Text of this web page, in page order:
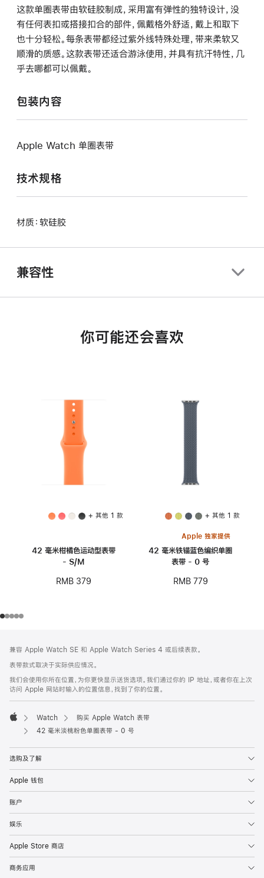
这款单圈表带由软硅胶制成，采用富有弹性的独特设计，没
有任何表扣或搭接扣合的部件，佩戴格外舒适，戴上和取下
也十分轻松。每条表带都经过紫外线特殊处理，带来柔软又
顺滑的质感。这款表带还适合游泳使用，并具有抗汗特性，几
乎去哪都可以佩戴。
包装内容
Apple Watch 单圈表带
技术规格
材质：软硅胶
兼容性
你可能还会喜欢
+ 其他 1 款
42 毫米柑橘色运动型表带
- S/M
RMB 379
+ 其他 1 款
Apple 独家提供
42 毫米铁锚蓝色编织单圈
表带 - 0 号
RMB 779
页
页
脚
注
兼容 Apple Watch SE 和 Apple Watch Series 4 或后续表款。
表带款式取决于实际供应情况。
我们会使用你所在位置，为你更快显示送货选项。我们通过你的 IP 地址，或者你在上次
访问 Apple 网站时输入的位置信息，找到了你的位置。
Apple
Watch
购买 Apple Watch 表带
42 毫米淡桃粉色单圈表带 - 0 号
选购及了解
Apple 钱包
账户
娱乐
Apple Store 商店
商务应用